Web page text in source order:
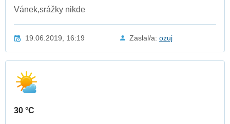
Vánek,srážky nikde
19.06.2019, 16:19 Zaslal/a: ozuj
30 °C